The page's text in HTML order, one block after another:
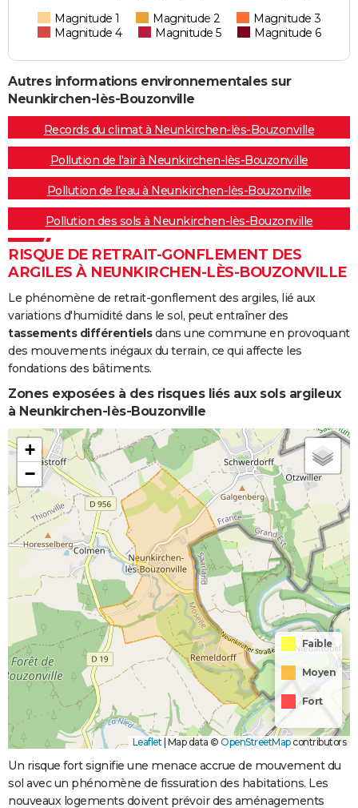
Magnitude 1 Magnitude 2
Magnitude 3
Magnitude 4
Magnitude 5 Magnitude 6
Autres informations environnementales sur
Neunkirchen-lès-Bouzonville
Records du climat à Neunkirchen-lès-Bouzonville
Pollution de l'air à Neunkirchen-lès-Bouzonville
Pollution de l'eau à Neunkirchen-lès-Bouzonville
Pollution des sols à Neunkirchen-lès-Bouzonville
RISQUE DE RETRAIT-GONFLEMENT DES
ARGILES À NEUNKIRCHEN-LÈS-BOUZONVILLE
Le phénomène de retrait-gonflement des argiles, lié aux
variations d'humidité dans le sol, peut entraîner des
tassements différentielsdans une commune en provoquant
des mouvements inégaux du terrain, ce qui affecte les
fondations des bâtiments.
Zones exposées à des risques liés aux sols argileux
à Neunkirchen-lès-Bouzonville
+
−
Faible
Moyen
Fort
Leaflet | Map data © OpenStreetMapcontributors
Un risque fort signifie une menace accrue de mouvement du
sol avec un phénomène de fissuration des habitations. Les
nouveaux logements doivent prévoir des aménagements